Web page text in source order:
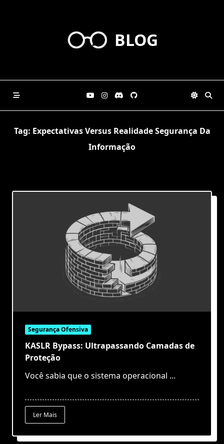
BLOG
Tag: Expectativas Versus Realidade Segurança Da
Informação
Segurança Ofensiva
KASLR Bypass: Ultrapassando Camadas de
Proteção
Você sabia que o sistema operacional ...
Ler Mais